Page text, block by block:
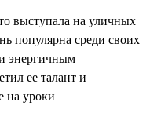
выступала на уличных
популярна среди своих
энергичным
ее талант и
на уроки